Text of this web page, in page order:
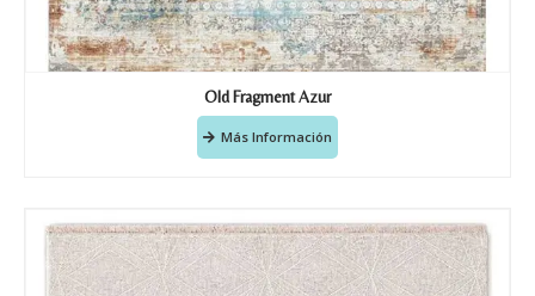
Old Fragment Azur
Más Información